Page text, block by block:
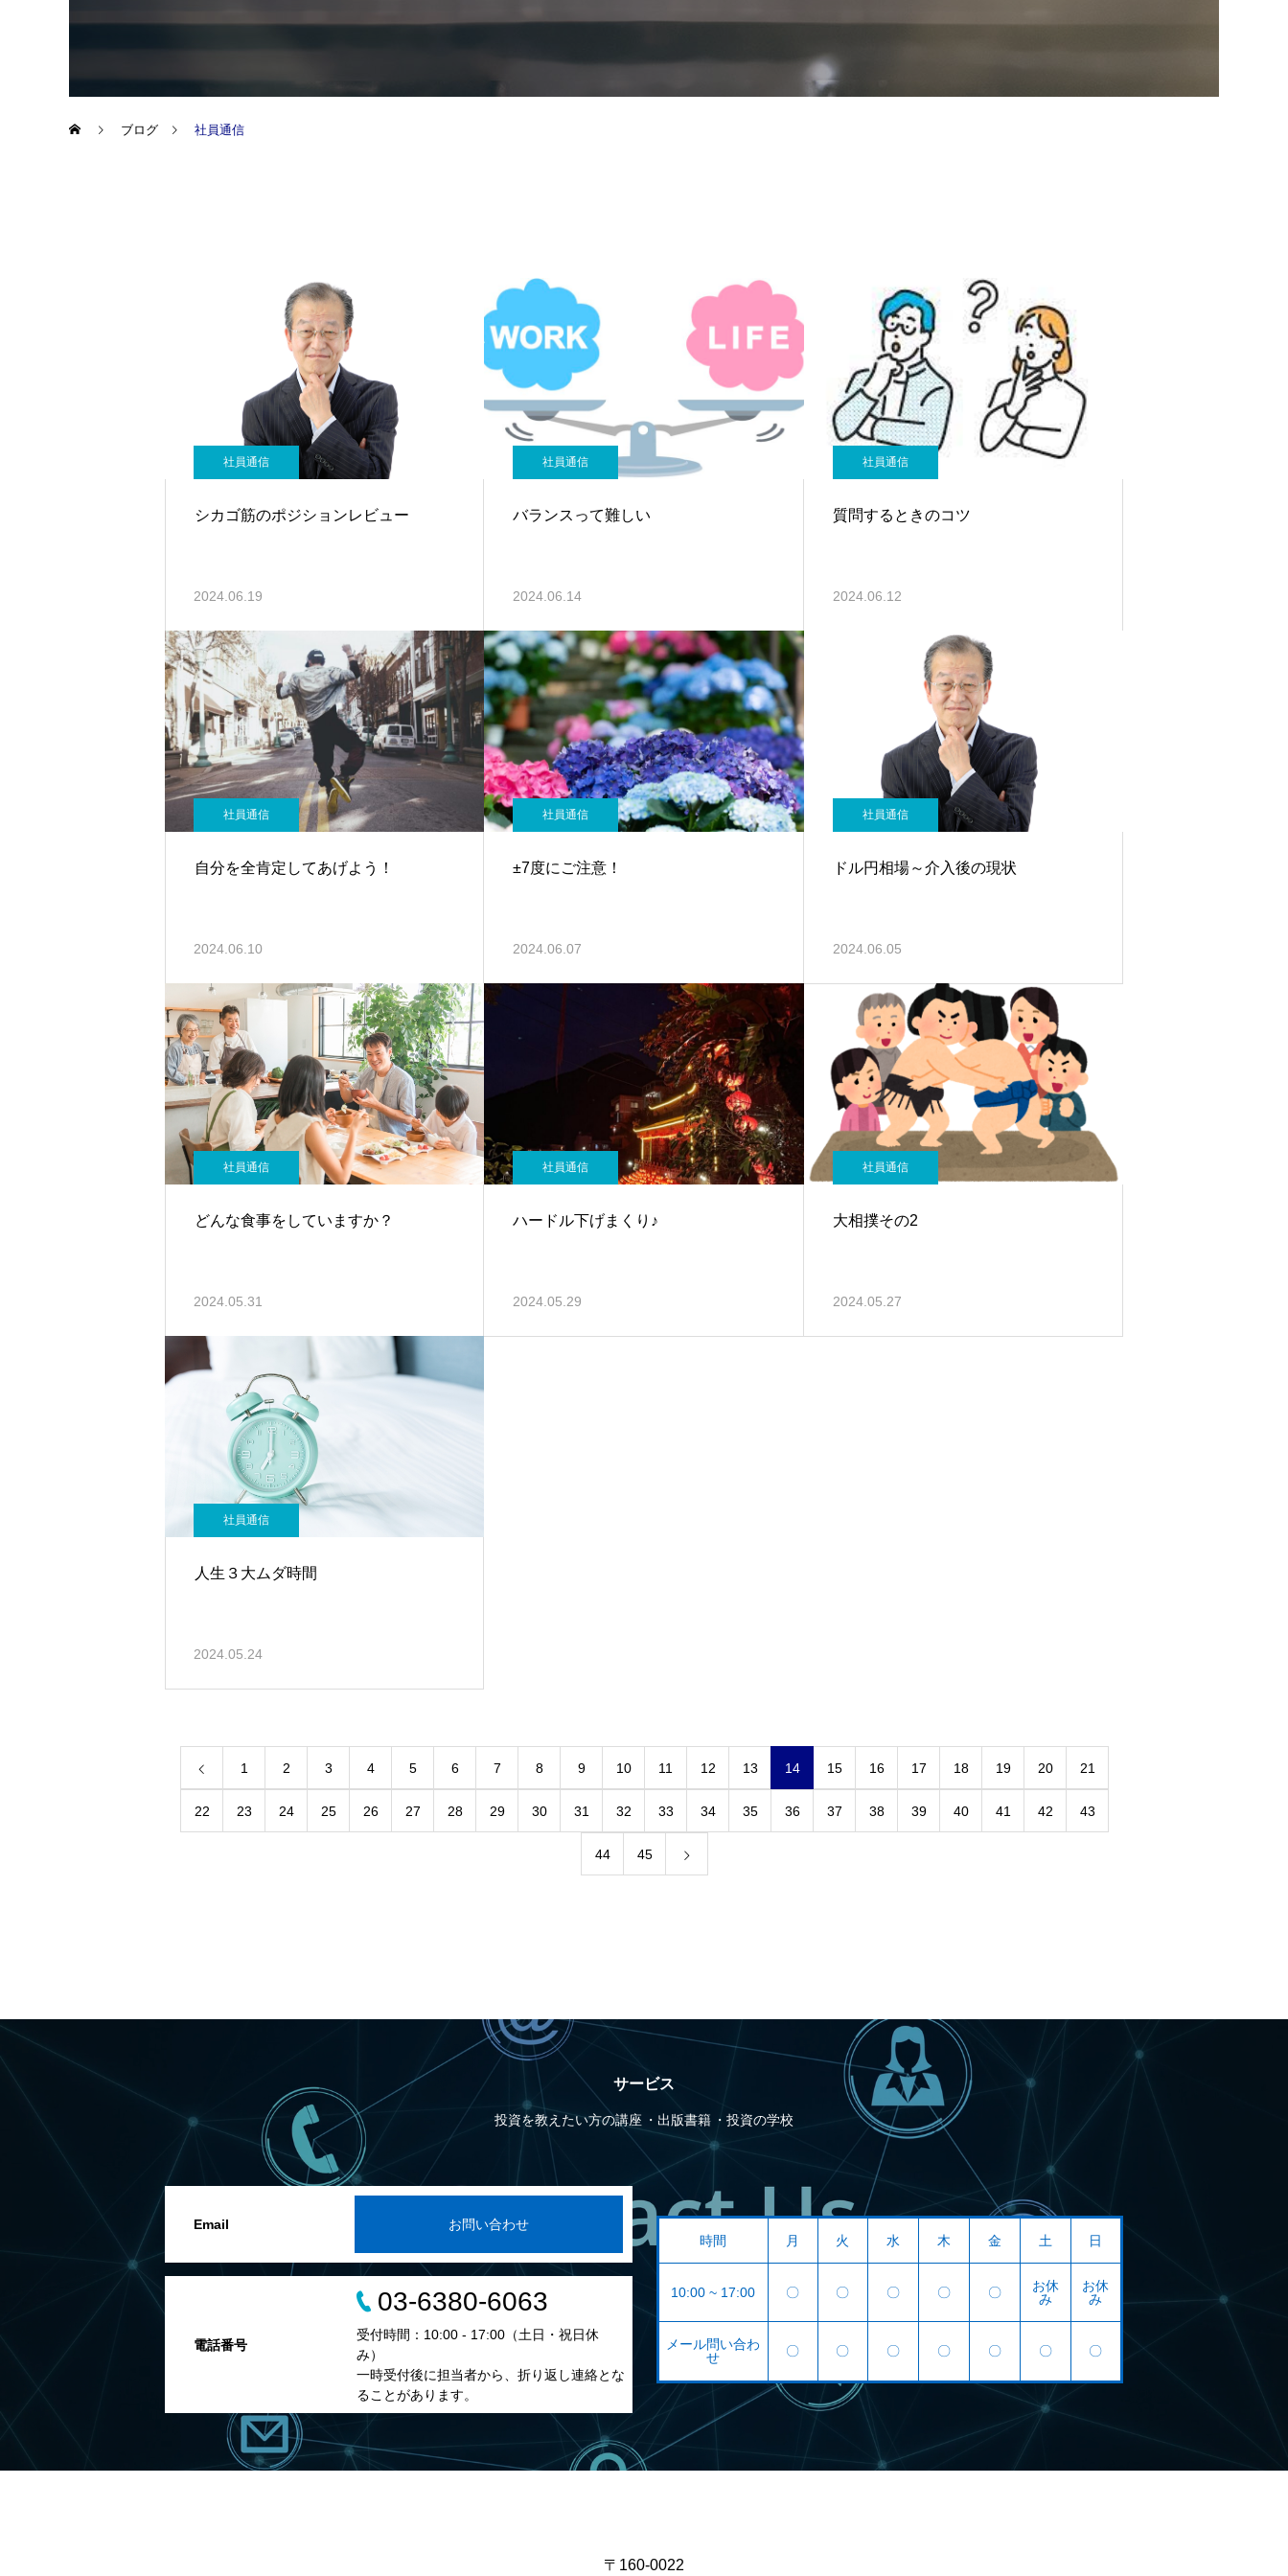
ブログ 社員通信
社員通信
シカゴ筋のポジションレビュー
2024.06.19
社員通信
バランスって難しい
2024.06.14
社員通信
質問するときのコツ
2024.06.12
社員通信
自分を全肯定してあげよう！
2024.06.10
社員通信
±7度にご注意！
2024.06.07
社員通信
ドル円相場～介入後の現状
2024.06.05
社員通信
どんな食事をしていますか？
2024.05.31
社員通信
ハードル下げまくり♪
2024.05.29
社員通信
大相撲その2
2024.05.27
社員通信
人生３大ムダ時間
2024.05.24
1 2 3 4 5 6 7 8 9 10 11 12 13 14 15 16 17 18 19 20 21
22 23 24 25 26 27 28 29 30 31 32 33 34 35 36 37 38 39 40 41 42 43
44 45
サービス
投資を教えたい方の講座 出版書籍 投資の学校
Email お問い合わせ
電話番号
03-6380-6063
受付時間：10:00 - 17:00（土日・祝日休
み）
一時受付後に担当者から、折り返し連絡とな
ることがあります。
時間 月 火 水 木 金 土 日
10:00 ~ 17:00 〇 〇 〇 〇 〇
お休
み
お休
み
メール問い合わ
せ
〇 〇 〇 〇 〇 〇 〇
〒160-0022